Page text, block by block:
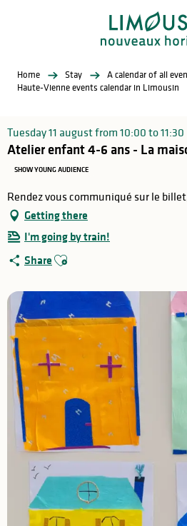
Home Stay
A calendar of all
Haute-Vienne events calendar in Limousin
Tuesday 11 august from 10:00 to 11:30
Atelier enfant 4-6 ans - La
SHOW YOUNG AUDIENCE
Rendez vous communiqué sur le
Getting there
I'm going by train!
Share Ajouter aux favoris